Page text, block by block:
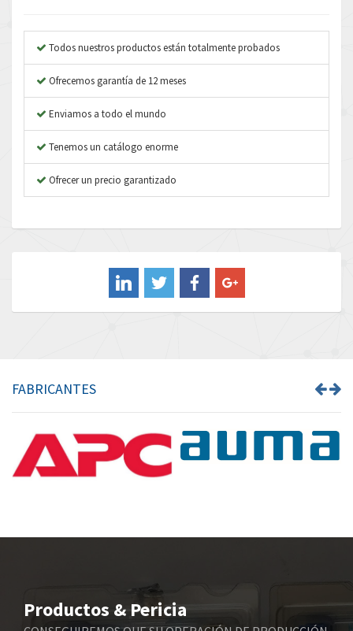
Apex Dynamics
Asco Numatics
Atos
4,466
Aventics
B&R
Barber Colman
4,022
Baumuller
3,491
Beckhoff
4,945
Belling Lee
4,841
Todos nuestros productos están totalmente probados
Ofrecemos garantía de 12 meses
Enviamos a todo el mundo
Tenemos un catálogo enorme
Ofrecer un precio garantizado
FABRICANTES
Productos & Pericia